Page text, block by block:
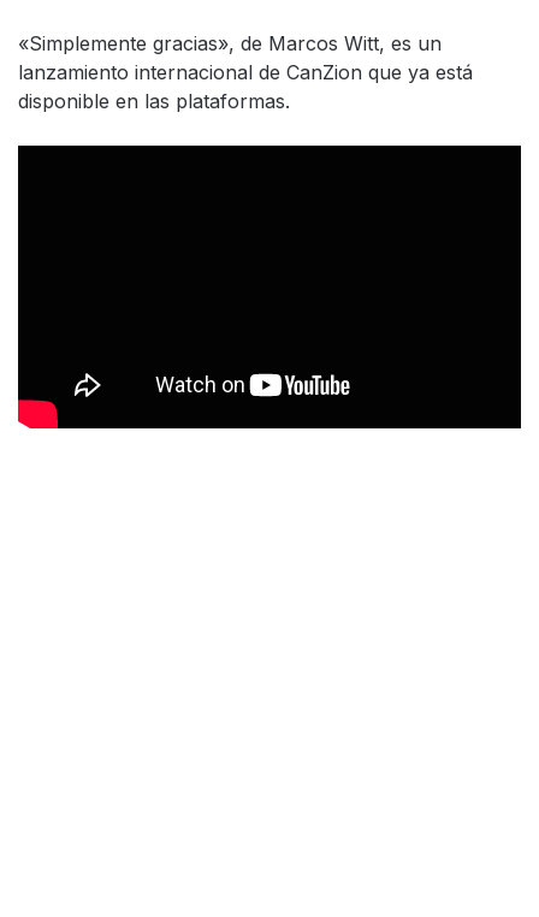
«Simplemente gracias», de Marcos Witt, es un
lanzamiento internacional de CanZion que ya está
disponible en las plataformas.